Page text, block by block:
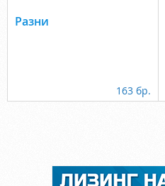
Разни
163 бр.